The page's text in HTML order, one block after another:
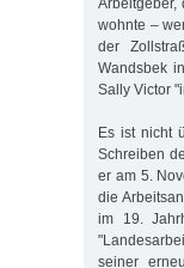
wohnte –
der
Wandsbek
Sally Victor
Es ist nicht
Schreiben
er am 5.
die
im 19.
seiner